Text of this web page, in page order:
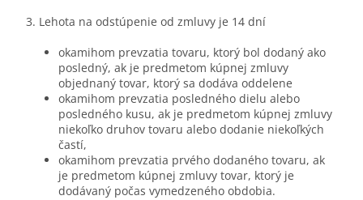
3. Lehota na odstúpenie od zmluvy je 14 dní
okamihom prevzatia tovaru, ktorý bol dodaný ako
posledný, ak je predmetom kúpnej zmluvy
objednaný tovar, ktorý sa dodáva oddelene
okamihom prevzatia posledného dielu alebo
posledného kusu, ak je predmetom kúpnej zmluvy
niekoľko druhov tovaru alebo dodanie niekoľkých
častí,
okamihom prevzatia prvého dodaného tovaru, ak
je predmetom kúpnej zmluvy tovar, ktorý je
dodávaný počas vymedzeného obdobia.